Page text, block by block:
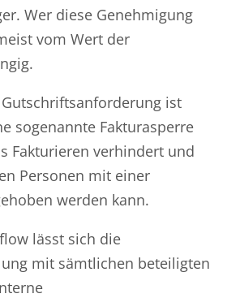
Wer diese Genehmigung
vom Wert der
ist
sogenannte Fakturasperre
Fakturieren verhindert und
Personen mit einer
werden kann.
lässt sich die
mit sämtlichen beteiligten